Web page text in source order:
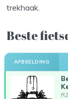
trekhaak.
Beste
AFBEELDING